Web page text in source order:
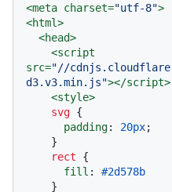
<meta charset="utf-8">
<html>
<head>
<script
src="//
d3.v3.min.js"></script>
<style>
svg {
padding: 20px;
rect {
fill : #2d578b